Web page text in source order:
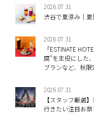
2026.07.31
渋谷で夏涼み｜
2026.07.31
「ESTINATE
腐”を主役にした
ブランなど、秋
2026.07.31
【スタッフ厳選
行きたい注目お祭